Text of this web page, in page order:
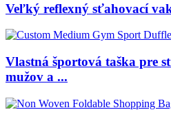
Veľký reflexný sťahovací
Vlastná športová taška pre
mužov a ...